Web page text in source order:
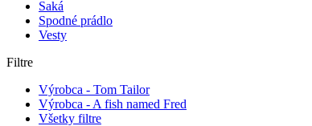
Saká
Spodné prádlo
Vesty
Filtre
Výrobca - Tom Tailor
Výrobca - A fish named Fred
Všetky filtre